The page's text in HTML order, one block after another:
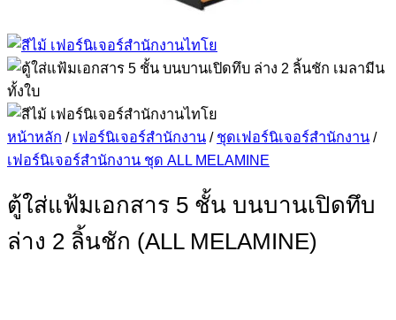
หน้าหลัก / เฟอร์นิเจอร์สำนักงาน / ชุดเฟอร์นิเจอร์สำนักงาน /
เฟอร์นิเจอร์สำนักงาน ชุด ALL MELAMINE
ตู้ใส่แฟ้มเอกสาร 5 ชั้น บนบานเปิดทึบ
ล่าง 2 ลิ้นชัก (ALL MELAMINE)